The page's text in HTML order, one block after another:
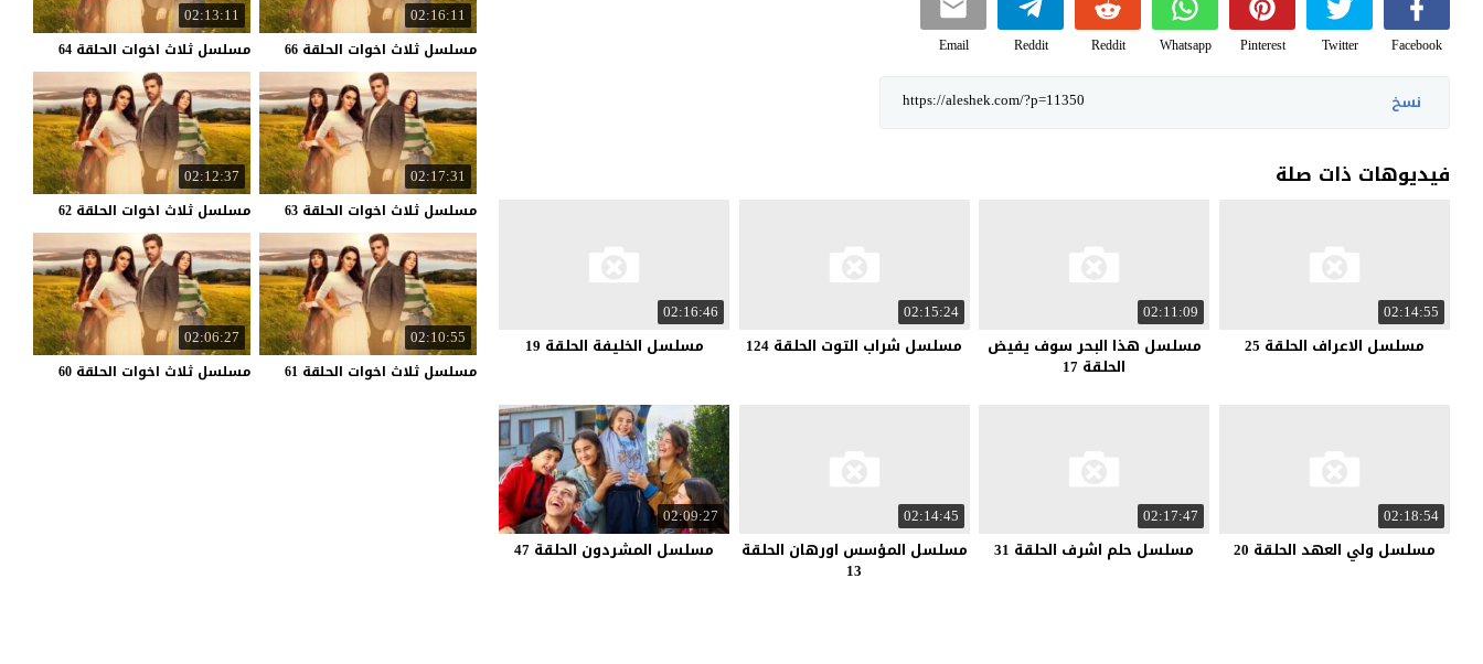
Facebook
Twitter
Pinterest
Whatsapp
Reddit
Reddit
Email
نسخ
فيديوهات ذات صلة
02:14:55
مسلسل الاعراف الحلقة 25
02:11:09
مسلسل هذا البحر سوف يفيض
الحلقة 17
02:15:24
مسلسل شراب التوت الحلقة 124
02:16:46
مسلسل الخليفة الحلقة 19
02:18:54
مسلسل ولي العهد الحلقة 20
02:17:47
مسلسل حلم اشرف الحلقة 31
02:14:45
مسلسل المؤسس اورهان الحلقة
13
02:09:27
مسلسل المشردون الحلقة 47
02:16:11
مسلسل ثلاث اخوات الحلقة 66
02:13:11
مسلسل ثلاث اخوات الحلقة 64
02:17:31
مسلسل ثلاث اخوات الحلقة 63
02:12:37
مسلسل ثلاث اخوات الحلقة 62
02:10:55
مسلسل ثلاث اخوات الحلقة 61
02:06:27
مسلسل ثلاث اخوات الحلقة 60